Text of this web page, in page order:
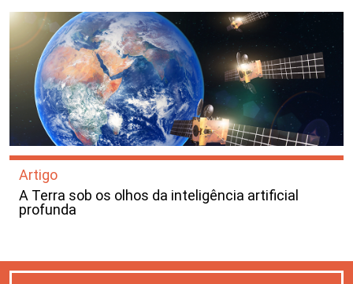
Artigo
A Terra sob os olhos da inteligência artificial
profunda